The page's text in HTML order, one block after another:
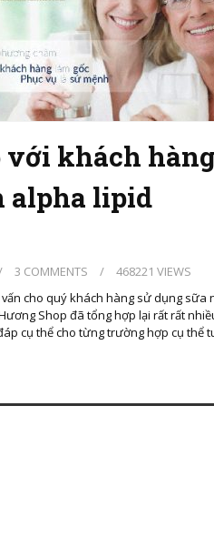
với khách hàng
alpha lipid
3 COMMENTS /
468221 VIEWS
cho quý khách hàng sử dụng sữa
Shop đã tổng hợp lại rất rất
cụ thể cho từng trường hợp cụ thể